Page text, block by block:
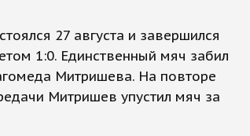
27 августа и завершился
1:0. Единственный мяч забил
Митришева. На повторе
Митришев упустил мяч за